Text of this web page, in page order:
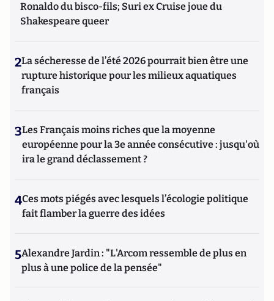
Ronaldo du bisco-fils; Suri ex Cruise joue du
Shakespeare queer
2La sécheresse de l’été 2026 pourrait bien être une
rupture historique pour les milieux aquatiques
français
3Les Français moins riches que la moyenne
européenne pour la 3e année consécutive : jusqu'où
ira le grand déclassement ?
4Ces mots piégés avec lesquels l’écologie politique
fait flamber la guerre des idées
5Alexandre Jardin : "L'Arcom ressemble de plus en
plus à une police de la pensée"